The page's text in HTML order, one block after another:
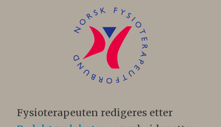
Fysioterapeuten redigeres etter